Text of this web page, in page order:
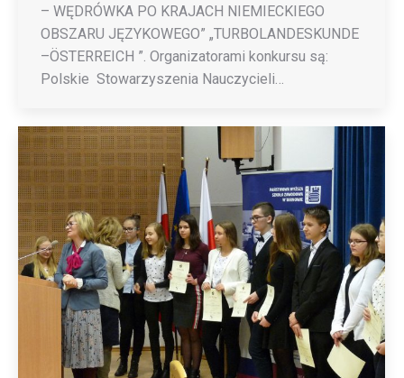
– WĘDRÓWKA PO KRAJACH NIEMIECKIEGO
OBSZARU JĘZYKOWEGO” „TURBOLANDESKUNDE
–ÖSTERREICH ”. Organizatorami konkursu są:
Polskie Stowarzyszenia Nauczycieli…